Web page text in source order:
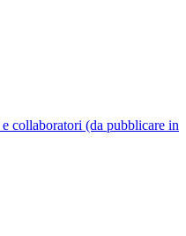
collaboratori (da pubblicare in